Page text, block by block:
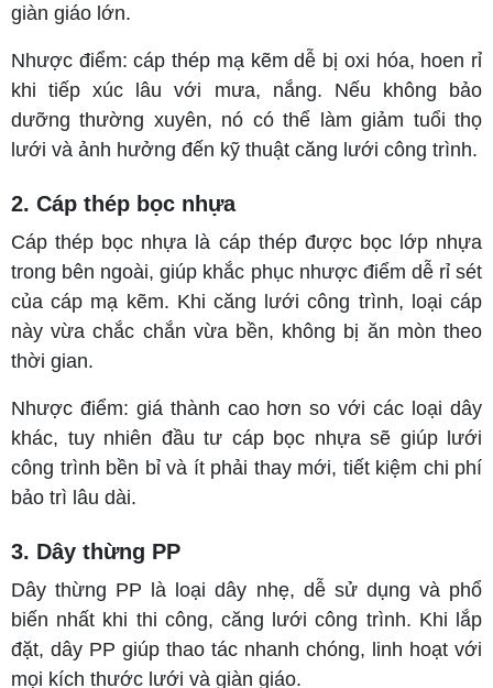
giàn giáo lớn.
Nhược điểm: cáp thép mạ kẽm dễ bị oxi hóa, hoen rỉ
khi tiếp xúc lâu với mưa, nắng. Nếu không bảo
dưỡng thường xuyên, nó có thể làm giảm tuổi thọ
lưới và ảnh hưởng đến kỹ thuật căng lưới công trình.
2. Cáp thép bọc nhựa
Cáp thép bọc nhựa là cáp thép được bọc lớp nhựa
trong bên ngoài, giúp khắc phục nhược điểm dễ rỉ sét
của cáp mạ kẽm. Khi căng lưới công trình, loại cáp
này vừa chắc chắn vừa bền, không bị ăn mòn theo
thời gian.
Nhược điểm: giá thành cao hơn so với các loại dây
khác, tuy nhiên đầu tư cáp bọc nhựa sẽ giúp lưới
công trình bền bỉ và ít phải thay mới, tiết kiệm chi phí
bảo trì lâu dài.
3. Dây thừng PP
Dây thừng PP là loại dây nhẹ, dễ sử dụng và phổ
biến nhất khi thi công, căng lưới công trình. Khi lắp
đặt, dây PP giúp thao tác nhanh chóng, linh hoạt với
mọi kích thước lưới và giàn giáo.